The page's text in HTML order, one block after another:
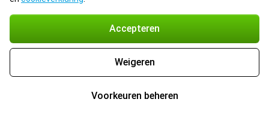
Accepteren
Weigeren
Voorkeuren beheren